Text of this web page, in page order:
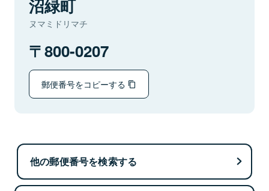
沼緑町
ヌマミドリマチ
800-0207
郵便番号をコピーする
他の郵便番号を検索する